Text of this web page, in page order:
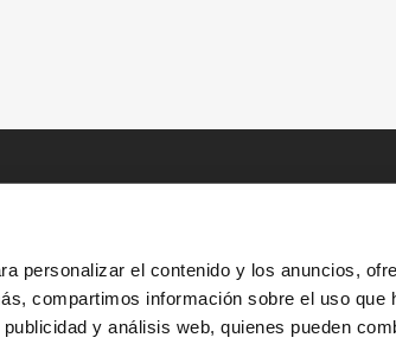
personalizar el contenido y los anuncios,
compartimos información sobre el uso que
y análisis web, quienes pueden
HISTORIAS RECURSOS